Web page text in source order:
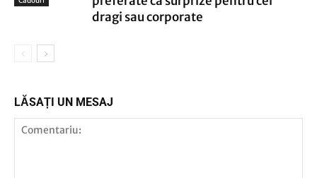
dragi sau corporate
LĂSAȚI UN MESAJ